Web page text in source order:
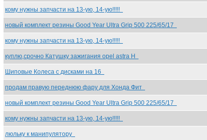
кому нужны запчасти на 13-ую, 14-ую!!!!!
новый комплект резины Good Year Ultra Grip 500 225/65/17
кому нужны запчасти на 13-ую, 14-ую!!!!!
куплю,срочно Катушку зажигания opel astra H
Шиповые Колеса с дисками на 16
продам правую переднюю фару для Хонда Фит
новый комплект резины Good Year Ultra Grip 500 225/65/17
кому нужны запчасти на 13-ую, 14-ую!!!!!
люльку к манипулятору